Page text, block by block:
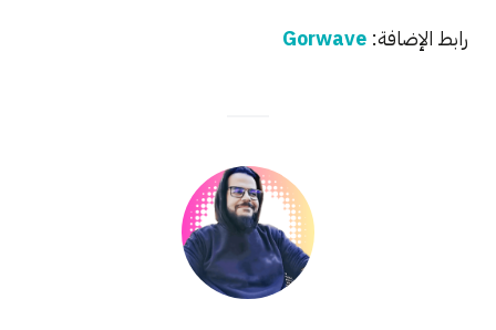
رابط الإضافة: Gorwave